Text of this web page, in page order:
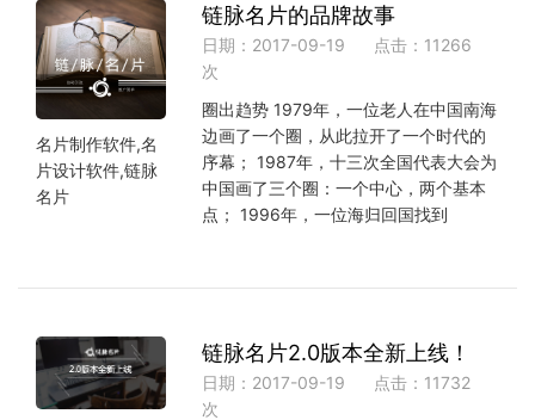
名片制作软件,名
片设计软件,链脉
名片
链脉名片的品牌故事
日期：2017-09-19
点击：11266
次
圈出趋势 1979年，一位老人在中国南海
边画了一个圈，从此拉开了一个时代的
序幕； 1987年，十三次全国代表大会为
中国画了三个圈：一个中心，两个基本
点； 1996年，一位海归回国找到
链脉名片2.0版本全新上线！
日期：2017-09-19
点击：11732
次